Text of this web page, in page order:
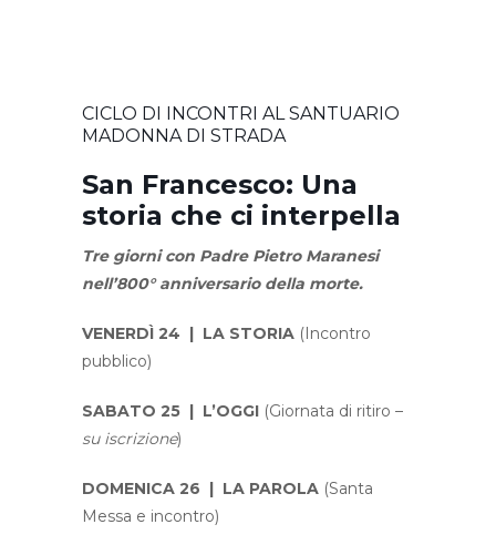
CICLO DI INCONTRI AL SANTUARIO
MADONNA DI STRADA
San Francesco: Una
storia che ci interpella
Tre giorni con Padre Pietro Maranesi
nell’800° anniversario della morte.
VENERDÌ 24 | LA STORIA (Incontro
pubblico)
SABATO 25 | L’OGGI (Giornata di ritiro –
su iscrizione)
DOMENICA 26 | LA PAROLA (Santa
Messa e incontro)